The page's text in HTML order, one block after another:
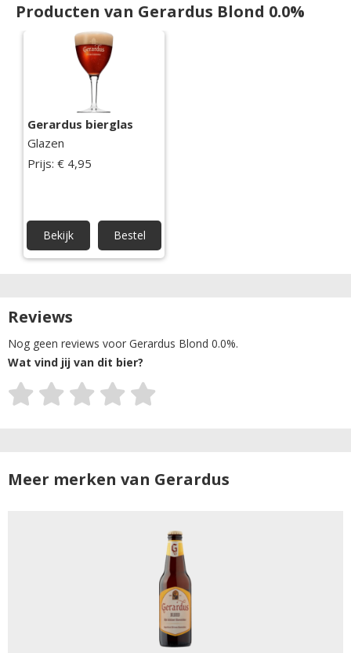
Producten van Gerardus Blond 0.0%
Gerardus bierglas
Glazen
Prijs: € 4,95
Bekijk Bestel
Reviews
Nog geen reviews voor Gerardus Blond 0.0%.
Wat vind jij van dit bier?
Meer merken van Gerardus